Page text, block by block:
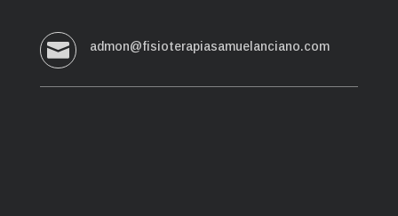
 admon@fisioterapiasamuelanciano.com